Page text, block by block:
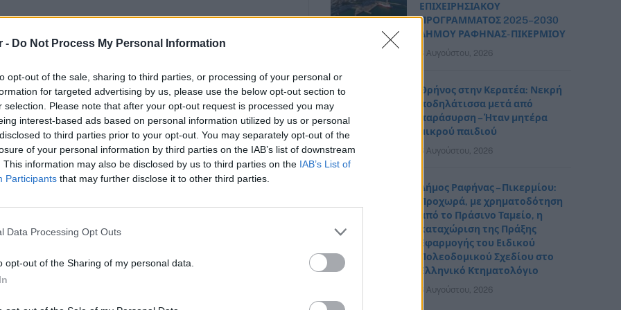
- Do Not Process My Personal Information
opt-out of the sale, sharing to third parties, or processing of your personal or
for targeted advertising by us, please use the below opt-out section to
selection. Please note that after your opt-out request is processed you may
interest-based ads based on personal information utilized by us or personal
to third parties prior to your opt-out. You may separately opt-out of the
of your personal information by third parties on the IAB’s list of downstream
This information may also be disclosed by us to third parties on the IAB’s List of
Participants that may further disclose it to other third parties.
Data Processing Opt Outs
opt-out of the Sharing of my personal data.
Περιφερειάρχη Νίκο Χαρδαλιά η διακήρυξη
περιοχές του Δήμου Παλλήνης –
ενός σημαντικού έργου υποδομής για τον
από την Περιφέρεια Αττικής και τον
υποέργου που αφορά την κατασκευή του
ΕΠΙΧΕΙΡΗΣΙΑΚΟΥ
ΠΡΟΓΡΑΜΜΑΤΟΣ 2025–2030
ΔΗΜΟΥ ΡΑΦΗΝΑΣ- ΠΙΚΕΡΜΙΟΥ
6 Αυγούστου, 2026
Θρήνος στην Κερατέα: Νεκρή
ποδηλάτισσα μετά από
παράσυρση – Ήταν μητέρα
μικρού παιδιού
6 Αυγούστου, 2026
Δήμος Ραφήνας – Πικερμίου:
Προχωρά, με χρηματοδότηση
από το Πράσινο Ταμείο, η
καταχώριση της Πράξης
Εφαρμογής του Ειδικού
Πολεοδομικού Σχεδίου στο
Ελληνικό Κτηματολόγιο
6 Αυγούστου, 2026